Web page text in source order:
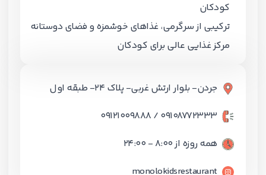
کودکان
ترکیبی از سرگرمی، غذاهای خوشمزه و فضای دوستانه
مرکز غذایی عالی برای کودکان
جردن- بلوار ارتش غربی- پلاک 24- طبقه اول
09108772333 / 09121009888
همه روزه از 8:00 - 24:00
monolokidsrestaurant